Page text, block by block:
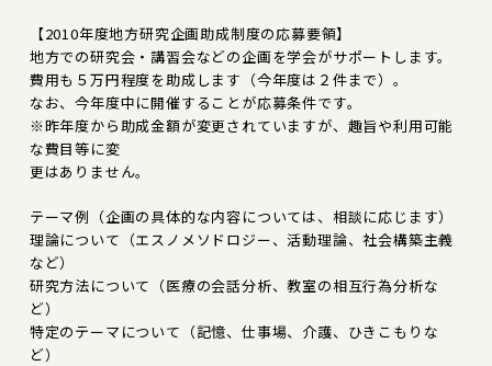
【2010年度地方研究企画助成制度の応募要領】
地方での研究会・講習会などの企画を学会がサポートします。
費用も５万円程度を助成します（今年度は２件まで）。
なお、今年度中に開催することが応募条件です。
※昨年度から助成金額が変更されていますが、趣旨や利用可能
な費目等に変
更はありません。
テーマ例（企画の具体的な内容については、相談に応じます）
理論について（エスノメソドロジー、活動理論、社会構築主義
など）
研究方法について（医療の会話分析、教室の相互行為分析な
ど）
特定のテーマについて（記憶、仕事場、介護、ひきこもりな
ど）